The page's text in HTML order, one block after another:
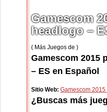
Gamescom
headlogo –
( Más Juegos de )
Gamescom 2015
– ES en Español
Sitio Web: Gamescom
¿Buscas más